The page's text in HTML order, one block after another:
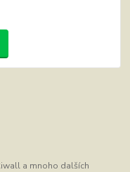
a mnoho dalších